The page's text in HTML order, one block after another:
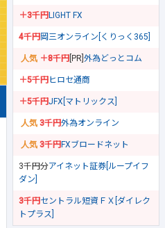
＋3千円LIGHT FX
4千円岡三オンライン[くりっく365]
＋8千円 [PR] 外為どっとコム
＋5千円ヒロセ通商
＋5千円JFX[マトリックス]
3千円外為オンライン
3千円FXブロードネット
3千円分アイネット証券[ループイフ
ダン]
3千円セントラル短資ＦＸ[ダイレク
トプラス]